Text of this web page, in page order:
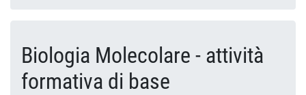
Biologia Molecolare - attività
formativa di base